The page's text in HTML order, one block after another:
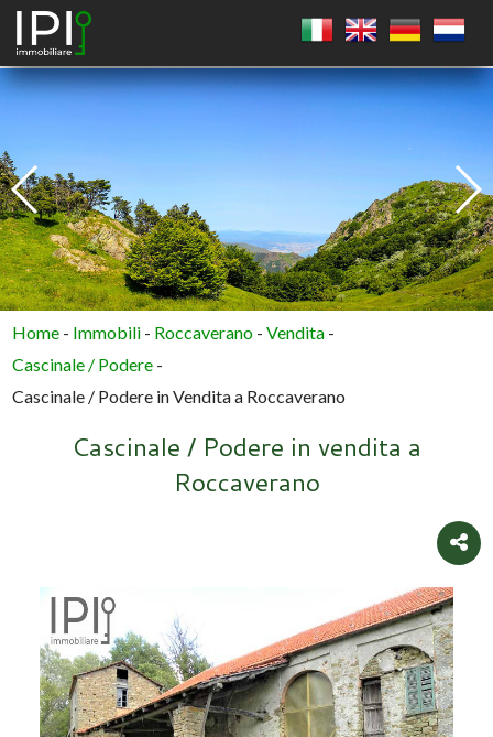
Home - Immobili - Roccaverano -Vendita -
Cascinale / Podere -
Cascinale / Podere in Vendita a Roccaverano
Cascinale / Podere in vendita a
Roccaverano
POLIGONO